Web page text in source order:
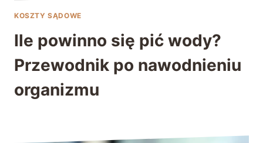
KOSZTY SĄDOWE
Ile powinno się pić wody?
Przewodnik po nawodnieniu
organizmu